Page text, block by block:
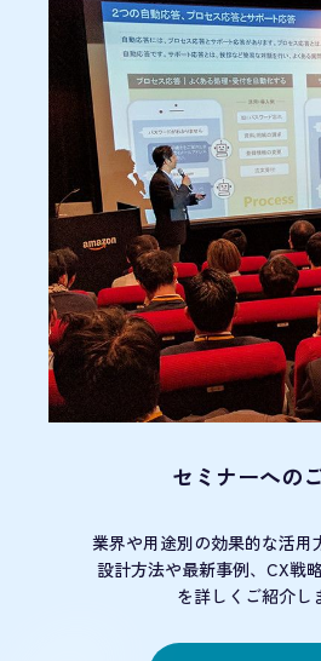
セミナーへの
業界や用途別の効果的な活用
設計方法や最新事例、CX戦
を詳しくご紹介し